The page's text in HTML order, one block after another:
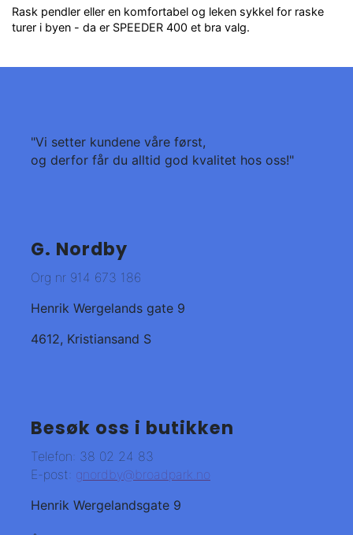
Rask pendler eller en komfortabel og leken sykkel for raske
turer i byen - da er SPEEDER 400 et bra valg.
"Vi setter kundene våre først,
og derfor får du alltid god kvalitet hos oss!"
G. Nordby
Org nr 914 673 186
Henrik Wergelands gate 9
4612, Kristiansand S
Besøk oss i butikken
Telefon: 38 02 24 83
E-post: gnordby@broadpark.no
Henrik Wergelandsgate 9